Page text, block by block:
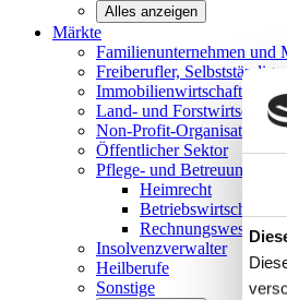
Alles anzeigen
Märkte
Familienunternehmen und
Freiberufler, Selbstständige
Immobilienwirtschaft
Land- und Forstwirtschaft
Non-Profit-Organisationen
Öffentlicher Sektor
Pflege- und
Heimrecht
Rechnungswesen/
Insolvenzverwalter
Heilberufe
Sonstige